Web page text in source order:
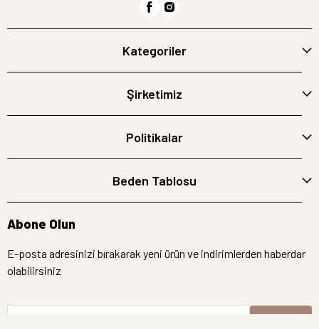
Kategoriler
Şirketimiz
Politikalar
Beden Tablosu
Abone Olun
E-posta adresinizi bırakarak yeni ürün ve indirimlerden haberdar
olabilirsiniz